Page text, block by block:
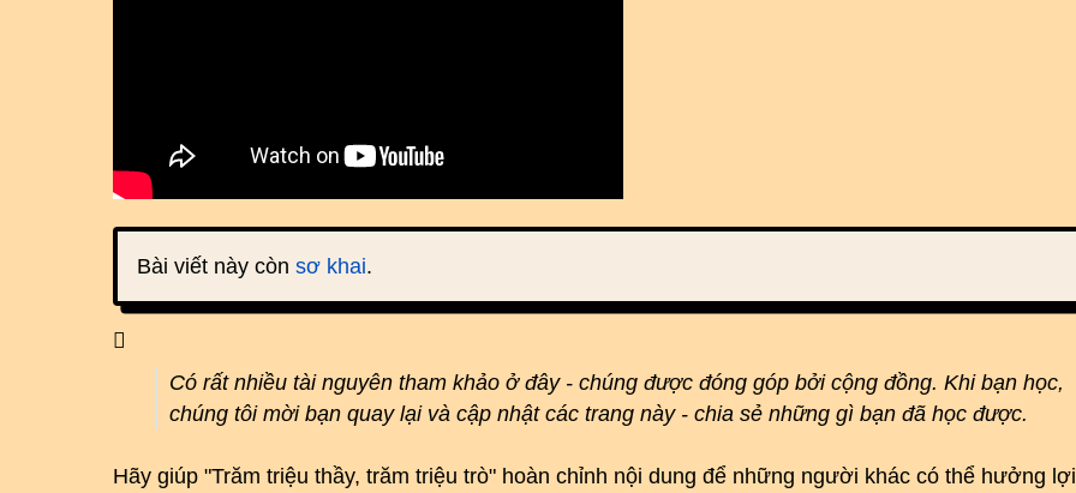
Bài viết này còn sơ khai.
Có rất nhiều tài nguyên tham khảo ở đây - chúng được đóng góp bởi cộng đồng. Khi bạn học,
chúng tôi mời bạn quay lại và cập nhật các trang này - chia sẻ những gì bạn đã học được.
Hãy giúp "Trăm triệu thầy, trăm triệu trò" hoàn chỉnh nội dung để những người khác có thể hưởng